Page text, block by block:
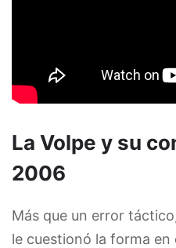
La Volpe y su
2006
Más que un error
le cuestionó la forma en